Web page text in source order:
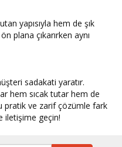
yapısıyla hem de şık
plana çıkarırken aynı
sadakati yaratır.
hem sıcak tutar hem de
pratik ve zarif çözümle fark
iletişime geçin!